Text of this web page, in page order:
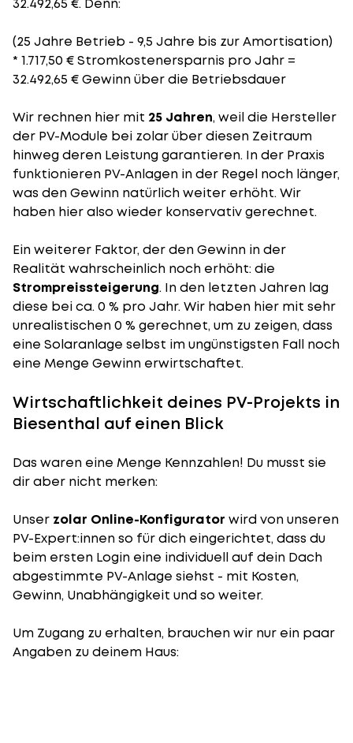
(25 Jahre Betrieb - 9,5 Jahre bis zur Amortisation)
* 1.717,50 € Stromkostenersparnis pro Jahr =
32.492,65 € Gewinn über die Betriebsdauer
Wir rechnen hier mit 25 Jahren, weil die Hersteller
der PV-Module bei zolar über diesen Zeitraum
hinweg deren Leistung garantieren. In der Praxis
funktionieren PV-Anlagen in der Regel noch länger,
was den Gewinn natürlich weiter erhöht. Wir
haben hier also wieder konservativ gerechnet.
Ein weiterer Faktor, der den Gewinn in der
Realität wahrscheinlich noch erhöht: die
Strompreissteigerung. In den letzten Jahren lag
diese bei ca. 0 % pro Jahr. Wir haben hier mit sehr
unrealistischen 0 % gerechnet, um zu zeigen, dass
eine Solaranlage selbst im ungünstigsten Fall noch
eine Menge Gewinn erwirtschaftet.
Wirtschaftlichkeit deines PV-Projekts in
Biesenthal auf einen Blick
Das waren eine Menge Kennzahlen! Du musst sie
dir aber nicht merken:
Unser zolar Online-Konfigurator wird von unseren
PV-Expert:innen so für dich eingerichtet, dass du
beim ersten Login eine individuell auf dein Dach
abgestimmte PV-Anlage siehst - mit Kosten,
Gewinn, Unabhängigkeit und so weiter.
Um Zugang zu erhalten, brauchen wir nur ein paar
Angaben zu deinem Haus: